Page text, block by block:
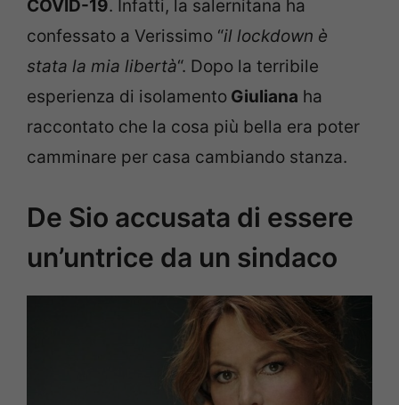
COVID-19. Infatti, la salernitana ha
confessato a Verissimo “il lockdown è
stata la mia libertà“. Dopo la terribile
esperienza di isolamento Giuliana ha
raccontato che la cosa più bella era poter
camminare per casa cambiando stanza.
De Sio accusata di essere
un’untrice da un sindaco